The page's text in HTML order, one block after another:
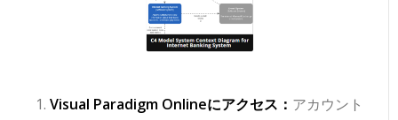
Visual Paradigm Onlineにアクセス： アカウント